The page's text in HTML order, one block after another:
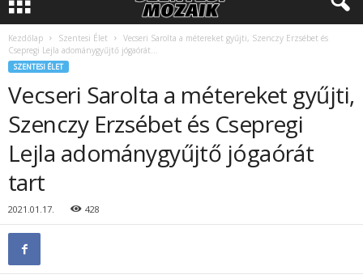
Kezdőlap Szentesi Élet
Vecseri Sarolta a métereket gyűjti, Szenczy Erzsébet és
Csepregi Lejla adománygyűjtő jógaórát...
SZENTESI ÉLET
Vecseri Sarolta a métereket gyűjti,
Szenczy Erzsébet és Csepregi
Lejla adománygyűjtő jógaórát
tart
2021.01.17. 428